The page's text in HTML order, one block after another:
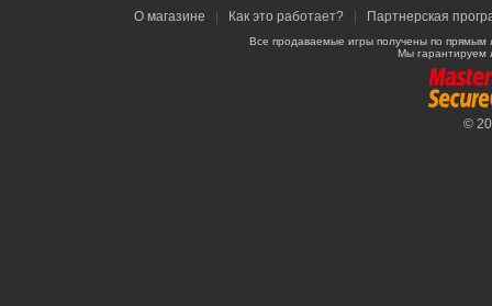
О магазине Как это работает? Партнерская
Все продаваемые игры получены по
Мы гарантируем
©